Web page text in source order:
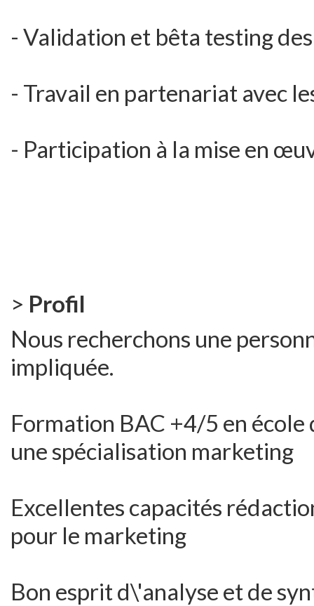
- Validation et bêta testing
- Travail en partenariat avec
- Participation à la mise en
> Profil
Nous recherchons une
impliquée.
Formation BAC +4/5 en école
une spécialisation marketing
Excellentes capacités
pour le marketing
Bon esprit d\'analyse et de